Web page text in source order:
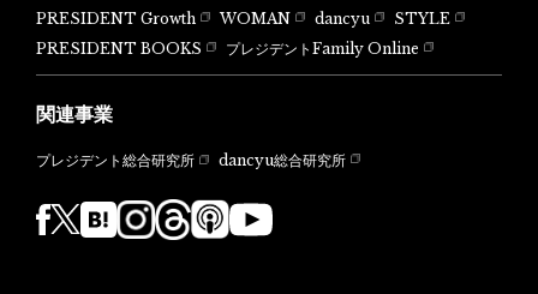
PRESIDENT Growth WOMAN dancyu
STYLE
PRESIDENT BOOKS
プレジデントFamily Online
関連事業
プレジデント総合研究所 dancyu総合研究所